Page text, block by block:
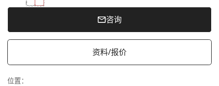
咨询
资料/报价
位置：